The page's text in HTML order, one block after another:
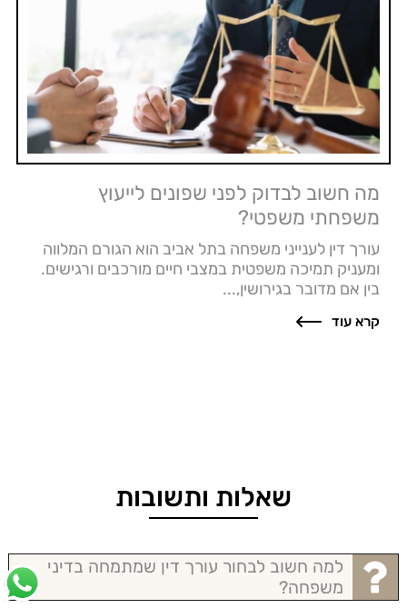
מה חשוב לבדוק לפני שפונים לייעוץ
משפחתי משפטי?
עורך דין לענייני משפחה בתל אביב הוא הגורם המלווה
ומעניק תמיכה משפטית במצבי חיים מורכבים ורגישים.
בין אם מדובר בגירושין,...
קרא עוד
שאלות ותשובות
למה חשוב לבחור עורך דין שמתמחה בדיני
משפחה?